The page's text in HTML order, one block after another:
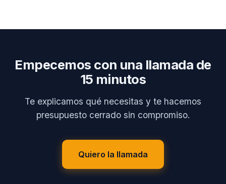
Empecemos con una llamada de
15 minutos
Te explicamos qué necesitas y te hacemos
presupuesto cerrado sin compromiso.
Quiero la llamada